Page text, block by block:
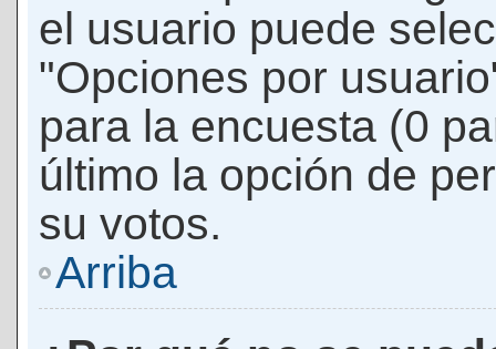
el usuario puede
"Opciones por
para la encuesta (0
último la opción de
su votos.
Arriba